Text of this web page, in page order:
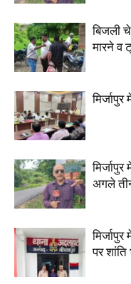
बिजली
मारने व
अगले
पर शांति